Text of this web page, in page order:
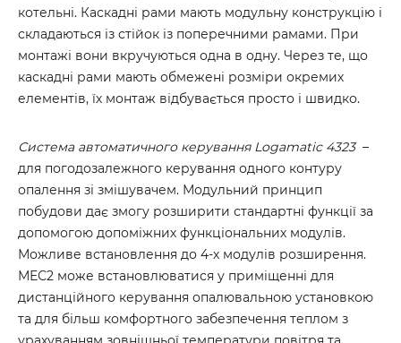
котельні. Каскадні рами мають модульну конструкцію і
складаються із стійок із поперечними рамами. При
монтажі вони вкручуються одна в одну. Через те, що
каскадні рами мають обмежені розміри окремих
елементів, їх монтаж відбувається просто і швидко.
Система автоматичного керування Logamatic 4323–
для погодозалежного керування одного контуру
опалення зі змішувачем. Модульний принцип
побудови дає змогу розширити стандартні функції за
допомогою допоміжних функціональних модулів.
Можливе встановлення до 4-х модулів розширення.
МЕС2 може встановлюватися у приміщенні для
дистанційного керування опалювальною установкою
та для більш комфортного забезпечення теплом з